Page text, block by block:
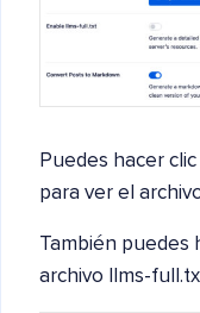
Puedes hacer
para ver el
También puedes
archivo llms-